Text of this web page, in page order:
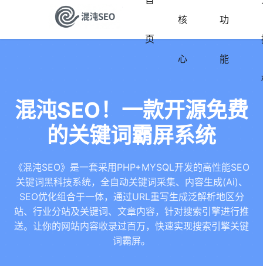
页
核
心
功
能
混沌SEO！一款开源免费
的关键词霸屏系统
《混沌SEO》是一套采用PHP+MYSQL开发的高性能SEO
关键词黑科技系统，全自动关键词采集、内容生成(Ai)、
SEO优化组合于一体，通过URL重写生成泛解析地区分
站、行业分站及关键词、文章内容，针对搜索引擎进行推
送。让你的网站内容收录过百万，快速实现搜索引擎关键
词霸屏。